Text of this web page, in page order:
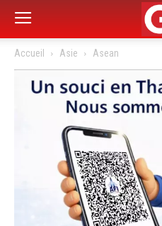
Accueil Asie Asean